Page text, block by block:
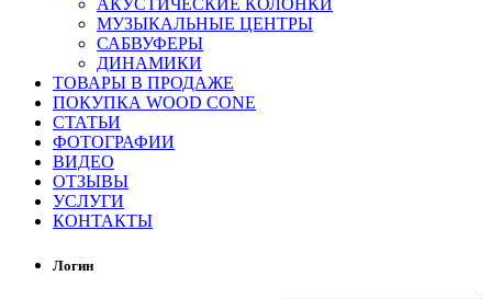
АКУСТИЧЕСКИЕ КОЛОНКИ
МУЗЫКАЛЬНЫЕ ЦЕНТРЫ
САБВУФЕРЫ
ДИНАМИКИ
ТОВАРЫ В ПРОДАЖЕ
ПОКУПКА WOOD CONE
СТАТЬИ
ФОТОГРАФИИ
ВИДЕО
ОТЗЫВЫ
УСЛУГИ
КОНТАКТЫ
Логин